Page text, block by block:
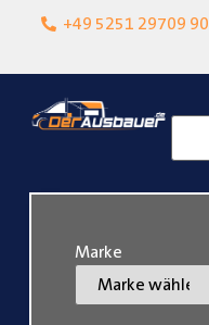
+49 5251 29709 90
Lokalgeschäft in
Marke